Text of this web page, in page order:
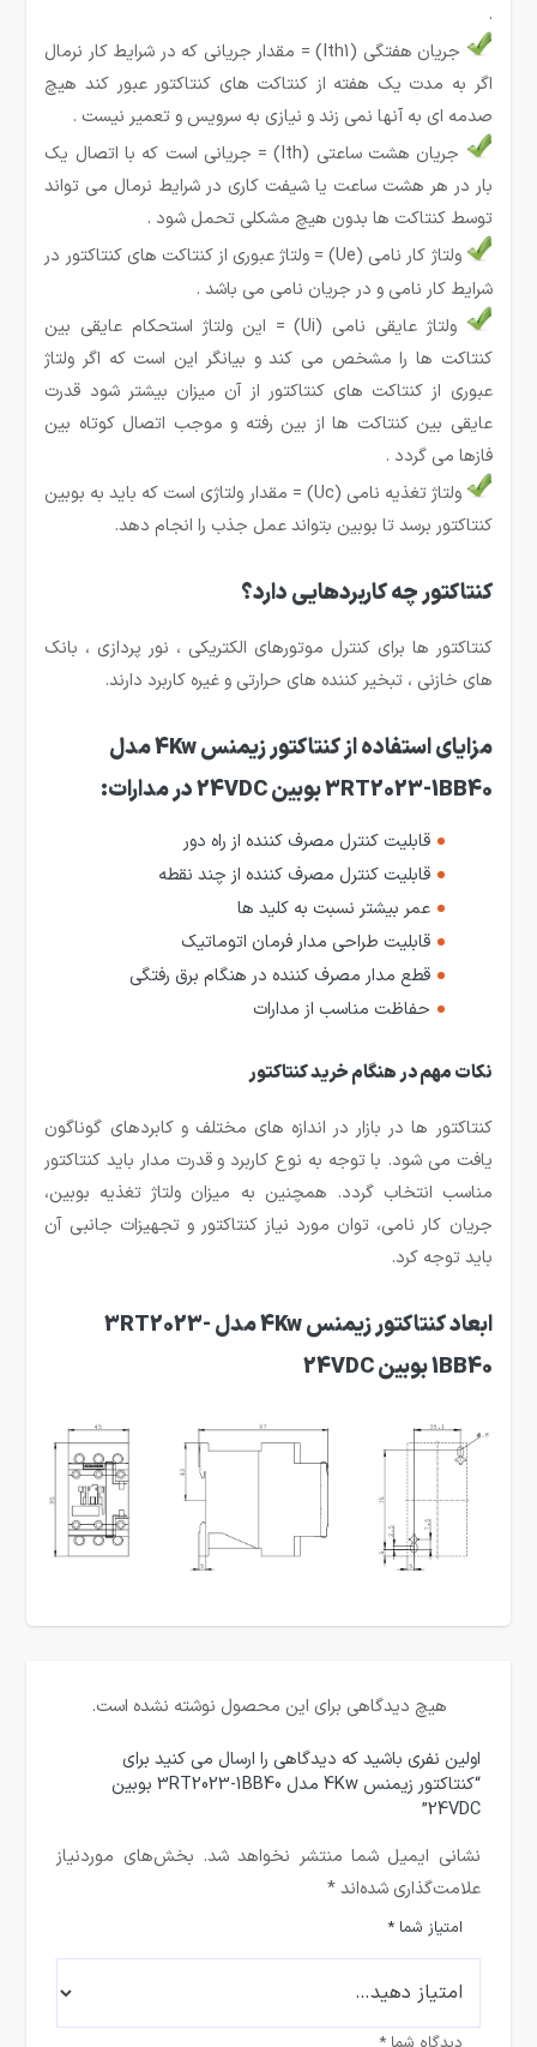
.
جریان هفتگی (Ith1) = مقدار جریانی که در شرایط کار نرمال
اگر به مدت یک هفته از کنتاکت های کنتاکتور عبور کند هیچ
صدمه ای به آنها نمی زند و نیازی به سرویس و تعمیر نیست .
جریان هشت ساعتی (Ith) = جریانی است که با اتصال یک
بار در هر هشت ساعت یا شیفت کاری در شرایط نرمال می تواند
توسط کنتاکت ها بدون هیچ مشکلی تحمل شود .
ولتاژ کار نامی (Ue) = ولتاژ عبوری از کنتاکت های کنتاکتور در
شرایط کار نامی و در جریان نامی می باشد .
ولتاژ عایقی نامی (Ui) = این ولتاژ استحکام عایقی بین
کنتاکت ها را مشخص می کند و بیانگر این است که اگر ولتاژ
عبوری از کنتاکت های کنتاکتور از آن میزان بیشتر شود قدرت
عایقی بین کنتاکت ها از بین رفته و موجب اتصال کوتاه بین
فازها می گردد .
ولتاژ تغذیه نامی (Uc) = مقدار ولتاژی است که باید به بوبین
کنتاکتور برسد تا بوبین بتواند عمل جذب را انجام دهد.
کنتاکتور چه کاربردهایی دارد؟
کنتاکتور ها برای کنترل موتورهای الکتریکی ، نور پردازی ، بانک
های خازنی ، تبخیر کننده های حرارتی و غیره کاربرد دارند.
مزایای استفاده از کنتاکتور زیمنس 4Kw مدل
3RT2023-1BB40 بوبین 24VDC در مدارات:
قابلیت کنترل مصرف کننده از راه دور
قابلیت کنترل مصرف کننده از چند نقطه
عمر بیشتر نسبت به کلید ها
قابلیت طراحی مدار فرمان اتوماتیک
قطع مدار مصرف کننده در هنگام برق رفتگی
حفاظت مناسب از مدارات
نکات مهم در هنگام خرید کنتاکتور
کنتاکتور ها در بازار در اندازه های مختلف و کابردهای گوناگون
یافت می شود. با توجه به نوع کاربرد و قدرت مدار باید کنتاکتور
مناسب انتخاب گردد. همچنین به میزان ولتاژ تغذیه بوبین،
جریان کار نامی، توان مورد نیاز کنتاکتور و تجهیزات جانبی آن
باید توجه کرد.
ابعاد کنتاکتور زیمنس 4Kw مدل 3RT2023-
1BB40 بوبین 24VDC
هیچ دیدگاهی برای این محصول نوشته نشده است.
اولین نفری باشید که دیدگاهی را ارسال می کنید برای
“کنتاکتور زیمنس 4Kw مدل 3RT2023-1BB40 بوبین
24VDC”
نشانی ایمیل شما منتشر نخواهد شد. بخش‌های موردنیاز
علامت‌گذاری شده‌اند*
امتیاز شما*